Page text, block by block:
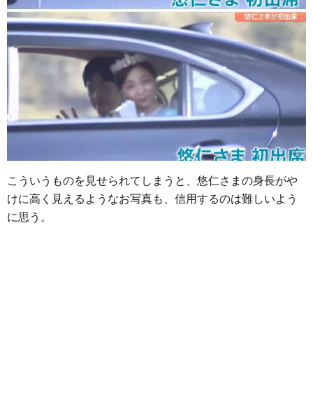
こういうものを見せられてしまうと、悠仁さまの身長がや
けに高く見えるようなお写真も、信用するのは難しいよう
に思う。